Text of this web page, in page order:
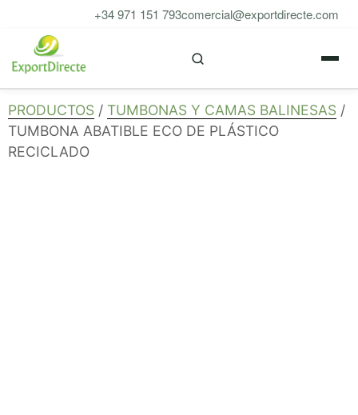
contenido
+34 971 151 793comercial@exportdirecte.com
PRODUCTOS / TUMBONAS Y CAMAS BALINESAS /
TUMBONA ABATIBLE ECO DE PLÁSTICO
RECICLADO